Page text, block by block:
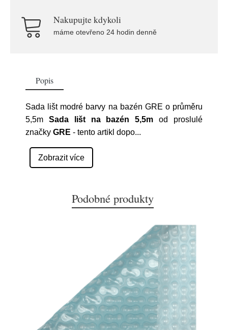
Nakupujte kdykoli
máme otevřeno 24 hodin denně
Popis
Sada lišt modré barvy na bazén GRE o průměru
5,5m Sada lišt na bazén 5,5m od proslulé
značky GRE - tento artikl dopo...
Zobrazit více
Podobné produkty